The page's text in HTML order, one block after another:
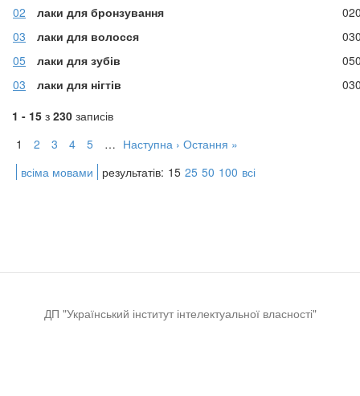
02
лаки для бронзування
03
лаки для волосся
05
лаки для зубів
03
лаки для нігтів
1 - 15 з 230 записів
1
2 3 4 5 … Наступна › Остання »
всіма мовами
результатів: 15 25 50 100 всі
ДП "Український інститут інтелектуальної власності"